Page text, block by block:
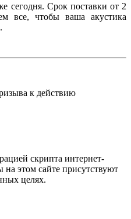
сегодня. Срок поставки от 2
все, чтобы ваша акустика
к действию
скрипта интернет-
на этом сайте присутствуют
целях.